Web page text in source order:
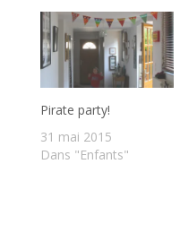
Pirate party!
31 mai 2015
Dans "Enfants"